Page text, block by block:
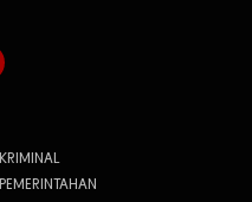
KRIMINAL
PEMERINTAHAN